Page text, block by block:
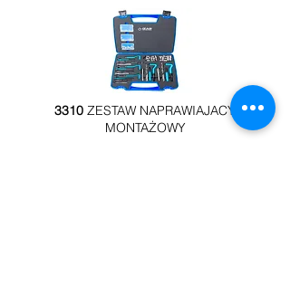
3310 ZESTAW NAPRAWIAJACY
MONTAŻOWY